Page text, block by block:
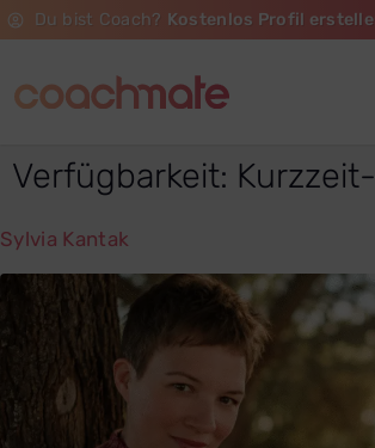
Du bist Coach? Kostenlos Profil
Verfügbarkeit:
Sylvia Kantak